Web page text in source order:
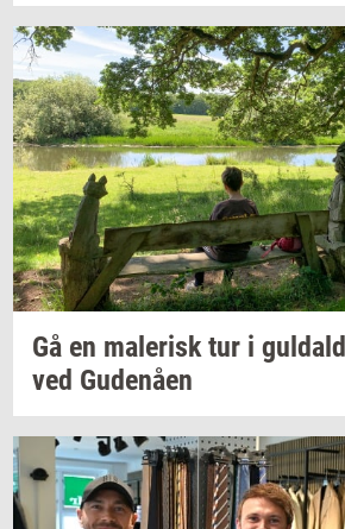
Gå en ma­le­risktur i
ved Gu­denå­en